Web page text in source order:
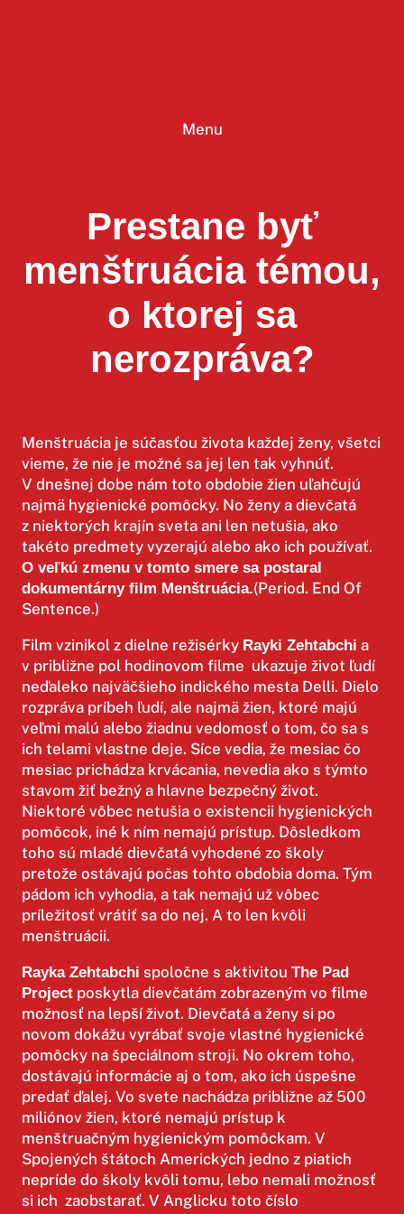
Menu
Prestane byť
menštruácia témou,
o ktorej sa
nerozpráva?
Menštruácia je súčasťou života každej ženy, všetci
vieme, že nie je možné sa jej len tak vyhnúť.
V dnešnej dobe nám toto obdobie žien uľahčujú
najmä hygienické pomôcky. No ženy a dievčatá
z niektorých krajín sveta ani len netušia, ako
takéto predmety vyzerajú alebo ako ich používať.
O veľkú zmenu v tomto smere sa postaral
dokumentárny film Menštruácia.(Period. End Of
Sentence.)
Film vzinikol z dielne režisérky Rayki Zehtabchi a
v približne pol hodinovom filme ukazuje život ľudí
neďaleko najväčšieho indického mesta Delli. Dielo
rozpráva príbeh ľudí, ale najmä žien, ktoré majú
veľmi malú alebo žiadnu vedomosť o tom, čo sa s
ich telami vlastne deje. Síce vedia, že mesiac čo
mesiac prichádza krvácania, nevedia ako s týmto
stavom žiť bežný a hlavne bezpečný život.
Niektoré vôbec netušia o existencii hygienických
pomôcok, iné k ním nemajú prístup. Dôsledkom
toho sú mladé dievčatá vyhodené zo školy
pretože ostávajú počas tohto obdobia doma. Tým
pádom ich vyhodia, a tak nemajú už vôbec
príležitosť vrátiť sa do nej. A to len kvôli
menštruácii.
Rayka Zehtabchi spoločne s aktivitou The Pad
Project poskytla dievčatám zobrazeným vo filme
možnosť na lepší život. Dievčatá a ženy si po
novom dokážu vyrábať svoje vlastné hygienické
pomôcky na špeciálnom stroji. No okrem toho,
dostávajú informácie aj o tom, ako ich úspešne
predať ďalej. Vo svete nachádza približne až 500
miliónov žien, ktoré nemajú prístup k
menštruačným hygienickým pomôckam. V
Spojených štátoch Amerických jedno z piatich
nepríde do školy kvôli tomu, lebo nemali možnosť
si ich zaobstarať. V Anglicku toto číslo